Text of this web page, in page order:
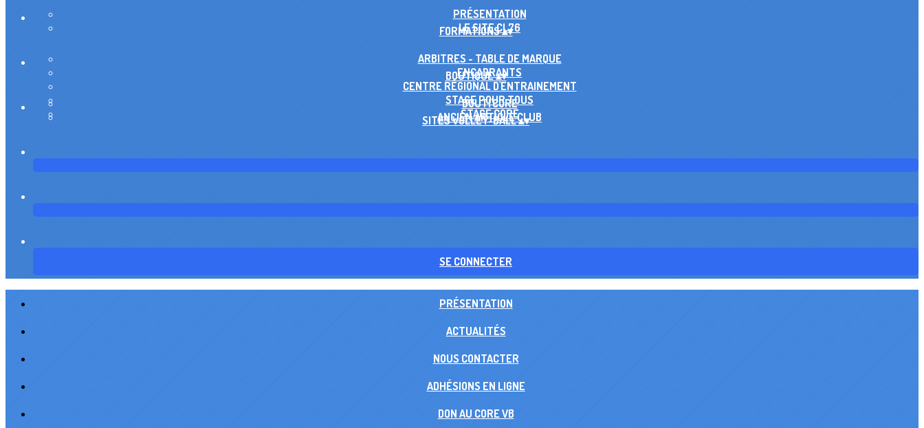
PRÉSENTATION
LE SITE CL76
FORMATIONS▴▾
ARBITRES - TABLE DE MARQUE
ENCADRANTS
CENTRE RÉGIONAL D'ENTRAINEMENT
STAGE POUR TOUS
STAGE CORE
BOUTIQUE▴▾
BOUTI'CORE
ANCIEN ARTICLE CLUB
SITES VOLLEY-BALL▴▾
SE CONNECTER
PRÉSENTATION
ACTUALITÉS
NOUS CONTACTER
ADHÉSIONS EN LIGNE
DON AU CORE VB